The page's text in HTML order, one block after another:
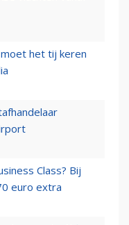
het tij keren
Class? Bij
euro extra